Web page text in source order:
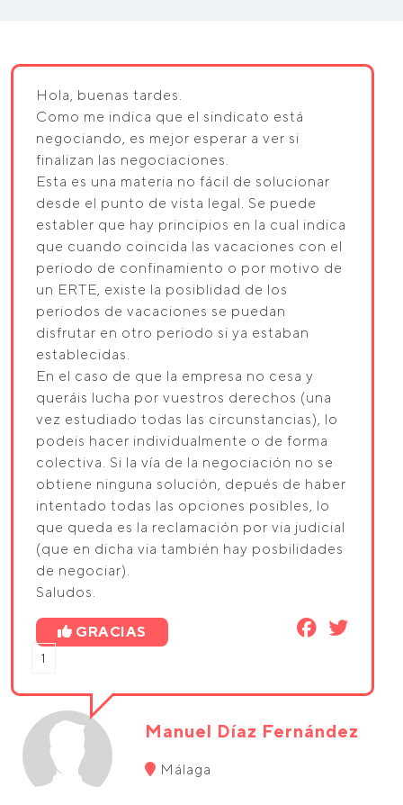
Hola, buenas tardes.
Como me indica que el sindicato está
negociando, es mejor esperar a ver si
finalizan las negociaciones.
Esta es una materia no fácil de solucionar
desde el punto de vista legal. Se puede
establer que hay principios en la cual indica
que cuando coincida las vacaciones con el
periodo de confinamiento o por motivo de
un ERTE, existe la posiblidad de los
periodos de vacaciones se puedan
disfrutar en otro periodo si ya estaban
establecidas.
En el caso de que la empresa no cesa y
queráis lucha por vuestros derechos (una
vez estudiado todas las circunstancias), lo
podeis hacer individualmente o de forma
colectiva. Si la vía de la negociación no se
obtiene ninguna solución, depués de haber
intentado todas las opciones posibles, lo
que queda es la reclamación por via judicial
(que en dicha via también hay posbilidades
de negociar).
Saludos.
GRACIAS
1
Manuel Díaz Fernández
Málaga